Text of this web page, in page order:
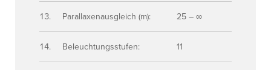
Parallaxenausgleich (m): 25 – ∞
Beleuchtungsstufen: 11